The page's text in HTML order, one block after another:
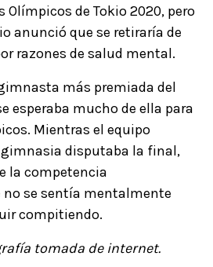
Olímpicos de Tokio 2020, pero
anunció que se retiraría de
razones de salud mental.
más premiada del
esperaba mucho de ella para
Mientras el equipo
disputaba la final,
la competencia
se sentía mentalmente
compitiendo.
tomada de internet.